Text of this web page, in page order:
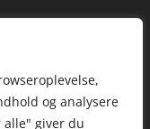
og analysere
alle" giver du